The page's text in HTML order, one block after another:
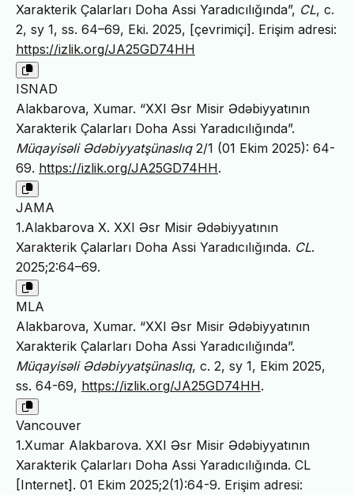
Xarakterik Çalarları Doha Assi Yaradıcılığında”, CL, c.
2, sy 1, ss. 64–69, Eki. 2025, [çevrimiçi]. Erişim adresi:
https://izlik.org/JA25GD74HH
ISNAD
Alakbarova, Xumar. “XXI Əsr Misir Ədəbiyyatının
Xarakterik Çalarları Doha Assi Yaradıcılığında”.
Müqayisəli Ədəbiyyatşünaslıq2/1 (01 Ekim 2025): 64-
69. https://izlik.org/JA25GD74HH.
JAMA
1.Alakbarova X. XXI Əsr Misir Ədəbiyyatının
Xarakterik Çalarları Doha Assi Yaradıcılığında. CL.
2025;2:64–69.
MLA
Alakbarova, Xumar. “XXI Əsr Misir Ədəbiyyatının
Xarakterik Çalarları Doha Assi Yaradıcılığında”.
Müqayisəli Ədəbiyyatşünaslıq, c. 2, sy 1, Ekim 2025,
ss. 64-69, https://izlik.org/JA25GD74HH.
Vancouver
1.Xumar Alakbarova. XXI Əsr Misir Ədəbiyyatının
Xarakterik Çalarları Doha Assi Yaradıcılığında. CL
[Internet]. 01 Ekim 2025;2(1):64-9. Erişim adresi: